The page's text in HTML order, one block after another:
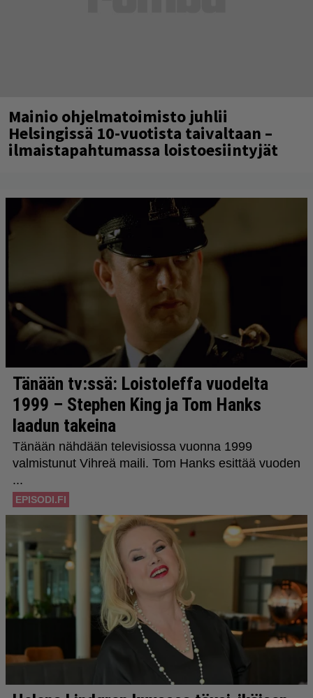
Mainio ohjelmatoimisto juhlii
Helsingissä 10-vuotista taivaltaan –
ilmaistapahtumassa loistoesiintyjät